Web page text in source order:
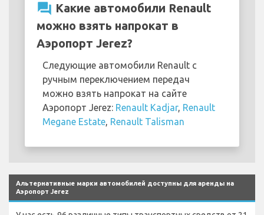
question_answer Какие автомобили Renault
можно взять напрокат в
Аэропорт Jerez?
Следующие автомобили Renault с
ручным переключением передач
можно взять напрокат на сайте
Аэропорт Jerez: Renault Kadjar, Renault
Megane Estate Renault Talisman
Альтернативные марки автомобилей доступны для аренды на
Аэропорт Jerez